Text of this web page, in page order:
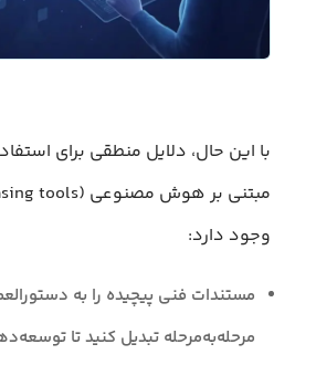
با این حال، دلایل منطقی برای
وجود دارد:
مستندات فنی پیچیده را به
مرحله‌به‌مرحله تبدیل کنید تا